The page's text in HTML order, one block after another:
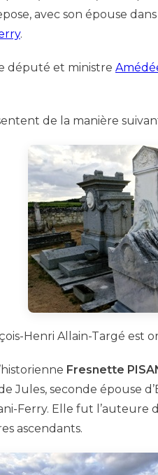
avec son épouse
.
député et ministre
de la manière
Henri Allain-Targé est
Fresnette
Jules, seconde épouse
Ferry. Elle fut l’auteure
ascendants.